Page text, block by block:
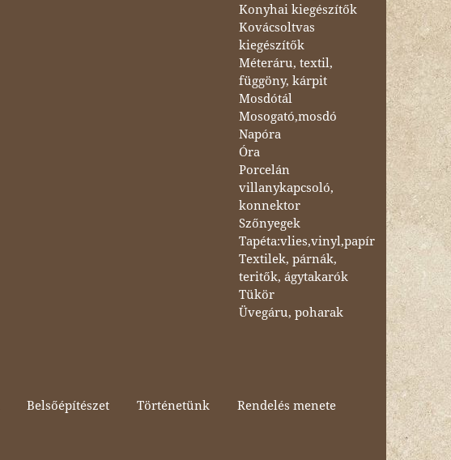
Konyhai kiegészítők
Kovácsoltvas
kiegészítők
Méteráru, textil,
függöny, kárpit
Mosdótál
Mosogató,mosdó
Napóra
Óra
Porcelán
villanykapcsoló,
konnektor
Szőnyegek
Tapéta:vlies,vinyl,papír
Textilek, párnák,
teritők, ágytakarók
Tükör
Üvegáru, poharak
Belsőépítészet Történetünk
Rendelés menete